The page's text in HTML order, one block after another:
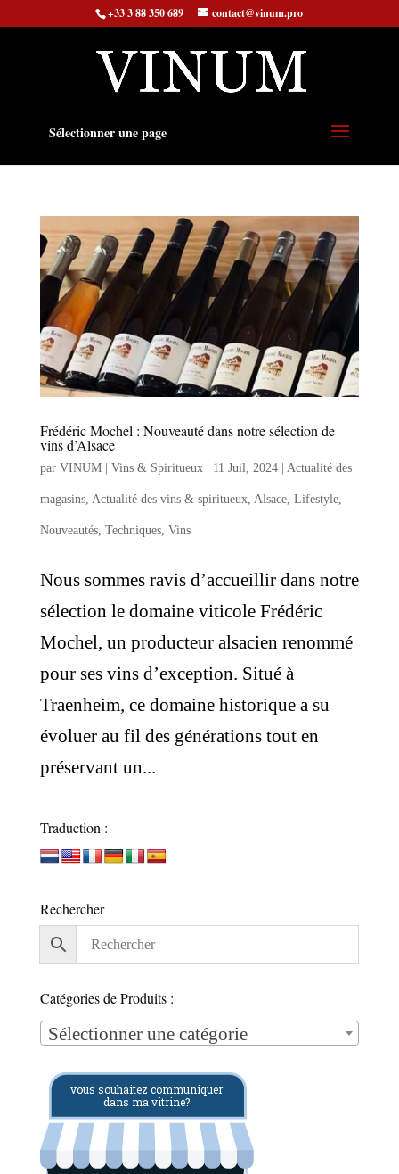
+33 3 88 350 689 contact@vinum.pro
Sélectionner une page
Frédéric Mochel : Nouveauté dans notre sélection de
vins d’Alsace
par VINUM | Vins & Spiritueux| 11 Juil, 2024| Actualité des
magasins, Actualité des vins & spiritueux, Alsace, Lifestyle,
Nouveautés, Techniques, Vins
Nous sommes ravis d’accueillir dans notre
sélection le domaine viticole Frédéric
Mochel, un producteur alsacien renommé
pour ses vins d’exception. Situé à
Traenheim, ce domaine historique a su
évoluer au fil des générations tout en
préservant un...
Traduction :
Rechercher
Catégories de Produits :
Sélectionner une catégorie
vous souhaitez communiquer
dans ma vitrine?